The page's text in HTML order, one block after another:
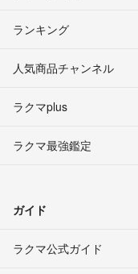
ランキング
人気商品チャンネル
ラクマplus
ラクマ最強鑑定
ガイド
ラクマ公式ガイド